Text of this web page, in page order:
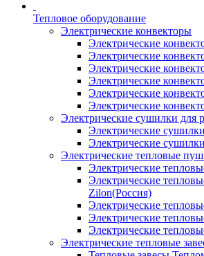
Тепловое оборудование
Электрические конвекторы
Электрические
Электрические
Электрические
Электрические
Электрические
Электрические
Электрические сушилки для
Электрические
Электрические
Электрические тепловые
Электрические
Электрические
Zilon(Россия)
Электрические
Электрические
Электрические
Электрические тепловые